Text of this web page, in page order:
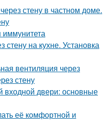
стену в частном доме.
стену на кухне. Установка
вентиляция через
стену
входной двери: основные
её комфортной и